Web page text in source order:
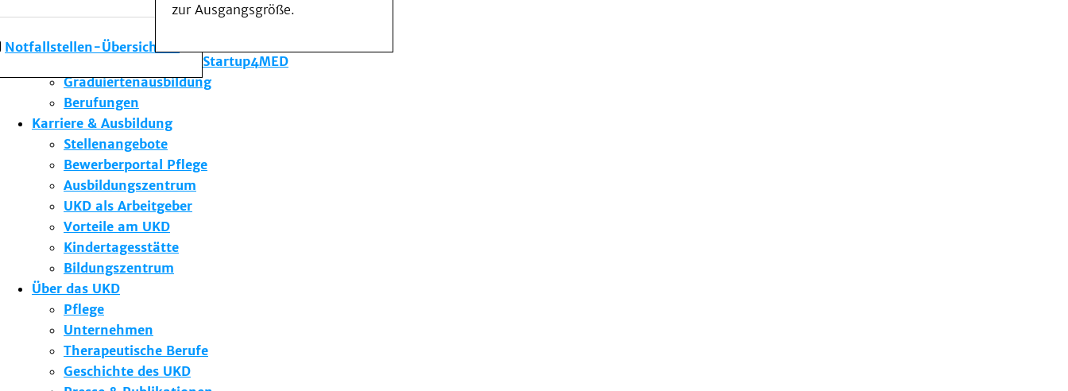
Notfallstellen-Übersicht
zur Ausgangsgröße.
Forschung am UKD
Studium & Lehre
Gründungsförderung Startup4MED
Graduiertenausbildung
Berufungen
Karriere & Ausbildung
Stellenangebote
Bewerberportal Pflege
Ausbildungszentrum
UKD als Arbeitgeber
Vorteile am UKD
Kindertagesstätte
Bildungszentrum
Über das UKD
Pflege
Unternehmen
Therapeutische Berufe
Geschichte des UKD